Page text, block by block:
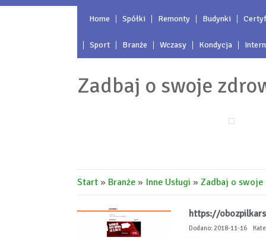
Home Spółki Remonty Budynki
Sport Branże Wczasy Kondycja
Zadbaj o swoje
Start » Branże » Inne Usługi » Zadbaj o
https://
Dodano: 2018-11-16